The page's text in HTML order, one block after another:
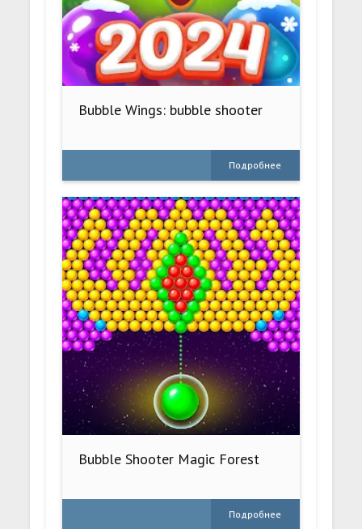
Bubble Wings: bubble shooter
Подробнее
Bubble Shooter Magic Forest
Подробнее